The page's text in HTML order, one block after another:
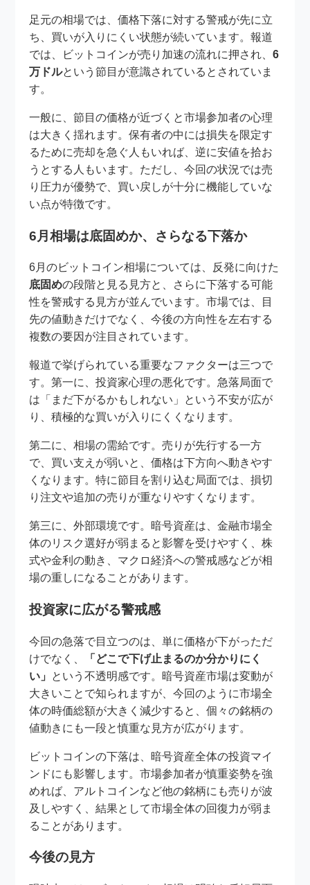
足元の相場では、価格下落に対する警戒が先に立
ち、買いが入りにくい状態が続いています。報道
では、ビットコインが売り加速の流れに押され、6
万ドルという節目が意識されているとされていま
す。
一般に、節目の価格が近づくと市場参加者の心理
は大きく揺れます。保有者の中には損失を限定す
るために売却を急ぐ人もいれば、逆に安値を拾お
うとする人もいます。ただし、今回の状況では売
り圧力が優勢で、買い戻しが十分に機能していな
い点が特徴です。
6月相場は底固めか、さらなる下落か
6月のビットコイン相場については、反発に向けた
底固めの段階と見る見方と、さらに下落する可能
性を警戒する見方が並んでいます。市場では、目
先の値動きだけでなく、今後の方向性を左右する
複数の要因が注目されています。
報道で挙げられている重要なファクターは三つで
す。第一に、投資家心理の悪化です。急落局面で
は「まだ下がるかもしれない」という不安が広が
り、積極的な買いが入りにくくなります。
第二に、相場の需給です。売りが先行する一方
で、買い支えが弱いと、価格は下方向へ動きやす
くなります。特に節目を割り込む局面では、損切
り注文や追加の売りが重なりやすくなります。
第三に、外部環境です。暗号資産は、金融市場全
体のリスク選好が弱まると影響を受けやすく、株
式や金利の動き、マクロ経済への警戒感などが相
場の重しになることがあります。
投資家に広がる警戒感
今回の急落で目立つのは、単に価格が下がっただ
けでなく、
「どこで下げ止まるのか分かりにく
い」 という不透明感です。暗号資産市場は変動が
大きいことで知られますが、今回のように市場全
体の時価総額が大きく減少すると、個々の銘柄の
値動きにも一段と慎重な見方が広がります。
ビットコインの下落は、暗号資産全体の投資マイ
ンドにも影響します。市場参加者が慎重姿勢を強
めれば、アルトコインなど他の銘柄にも売りが波
及しやすく、結果として市場全体の回復力が弱ま
ることがあります。
今後の見方